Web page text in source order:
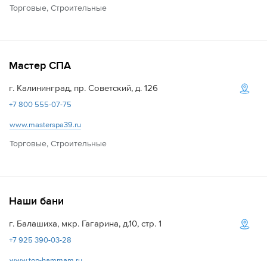
Торговые, Строительные
Мастер СПА
г. Калининград, пр. Советский, д. 126
+7 800 555-07-75
www.masterspa39.ru
Торговые, Строительные
Наши бани
г. Балашиха, мкр. Гагарина, д.10, стр. 1
+7 925 390-03-28